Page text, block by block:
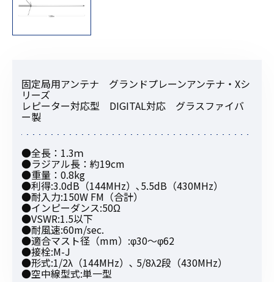
固定局用アンテナ グランドプレーンアンテナ・Xシ
リーズ
レピーター対応型 DIGITAL対応 グラスファイバ
ー製
●全長：1.3ｍ
●ラジアル長：約19cm
●重量：0.8kg
●利得:3.0dB（144MHz）､5.5dB（430MHz）
●耐入力:150W FM（合計）
●インピーダンス:50Ω
●VSWR:1.5以下
●耐風速:60m/sec.
●適合マスト径（mm）:φ30〜φ62
●接栓:M-J
●形式:1/2λ（144MHz）､ 5/8λ2段（430MHz）
●空中線型式:単一型